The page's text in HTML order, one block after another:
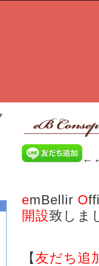
emBellir O
開設致しま
【友だち追